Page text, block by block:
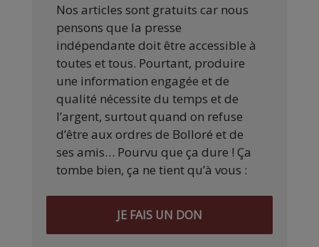
Nos articles sont gratuits car nous
pensons que la presse
indépendante doit être accessible à
toutes et tous. Pourtant, produire
une information engagée et de
qualité nécessite du temps et de
l’argent, surtout quand on refuse
d’être aux ordres de Bolloré et de
ses amis… Pourvu que ça dure ! Ça
tombe bien, ça ne tient qu’à vous :
JE FAIS UN DON